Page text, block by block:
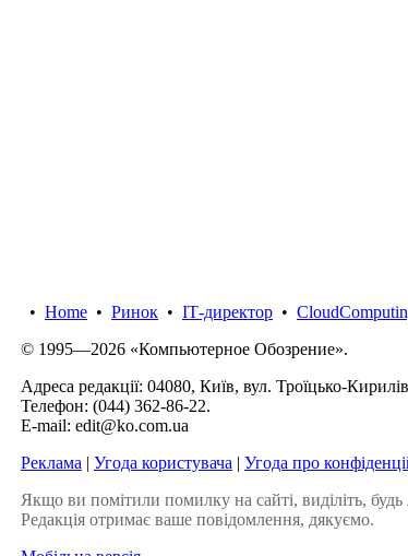
• Home • Ринок • IТ-директор •
© 1995—2026 «Компьютерное Обозрение».
Адреса редакції: 04080, Київ, вул. Троїцько-
Телефон: (044) 362-86-22.
E-mail: edit@ko.com.ua
Реклама | Угода користувача | Угода про
Якщо ви помітили помилку на сайті, виділіть,
Редакція отримає ваше повідомлення, дякуємо.